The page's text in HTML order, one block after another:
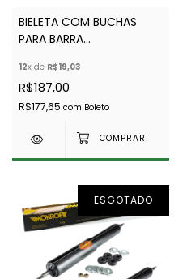
BIELETA COM BUCHAS
PARA BARRA
DIANTEIRA E TRASEIRA
DEFENDER (TODOS) E D1
(TODAS) - EURO
12x de R$19,03
R$187,00
R$177,65 com Boleto
ESGOTADO